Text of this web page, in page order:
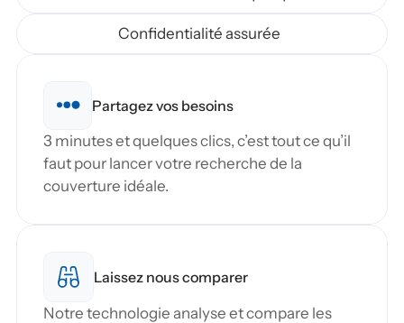
Confidentialité assurée
Partagez vos besoins
3 minutes et quelques clics, c’est tout ce qu’il
faut pour lancer votre recherche de la
couverture idéale.
Laissez nous comparer
Notre technologie analyse et compare les